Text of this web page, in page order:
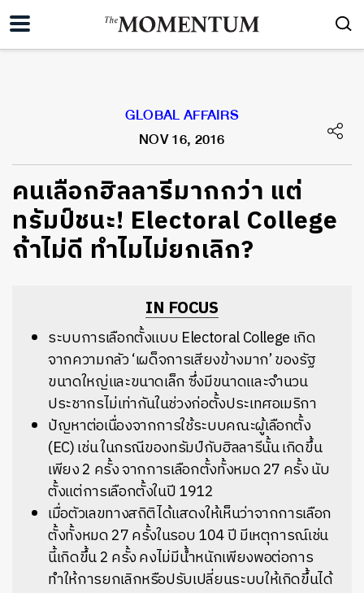
GLOBAL AFFAIRS
NOV 16, 2016
คนเลือกฮิลลารีมากกว่า แต่
ทรัมป์ชนะ! Electoral College
ถ้าไม่ดี ทำไมไม่ยกเลิก?
IN FOCUS
ระบบการเลือกตั้งแบบ Electoral College เกิด
จากความกลัว ‘เผด็จการเสียงข้างมาก’ ของรัฐ
ขนาดใหญ่และขนาดเล็ก ซึ่งมีขนาดและจำนวน
ประชากรไม่เท่ากันในช่วงก่อตั้งประเทศอเมริกา
ปัญหาต่อเนื่องจากการใช้ระบบคณะผู้เลือกตั้ง
(EC) เช่น ในกรณีของทรัมป์กับฮิลลารีนั้น เกิดขึ้น
เพียง 2 ครั้ง จากการเลือกตั้งทั้งหมด 27 ครั้ง นับ
ตั้งแต่การเลือกตั้งในปี 1912
เมื่อตัวเลขทางสถิติได้แสดงให้เห็นว่าจากการเลือก
ตั้งทั้งหมด 27 ครั้งในรอบ 104 ปี มีเหตุการณ์เช่น
นี้เกิดขึ้น 2 ครั้ง คงไม่มีน้ำหนักเพียงพอต่อการ
ทำให้การยกเลิกหรือปรับเปลี่ยนระบบให้เกิดขึ้นได้